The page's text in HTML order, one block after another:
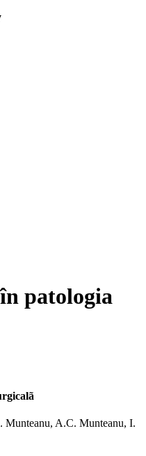
patologia
Munteanu, A.C. Munteanu, I.